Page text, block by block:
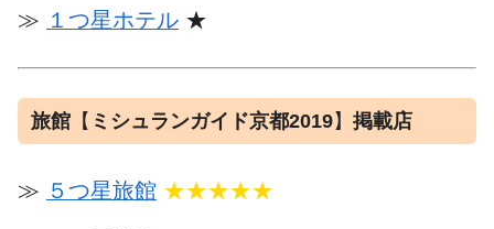
≫ １つ星ホテル ★
旅館 【 ミシュランガイド京都2019】 掲載店
≫ ５つ星旅館 ★★★★★